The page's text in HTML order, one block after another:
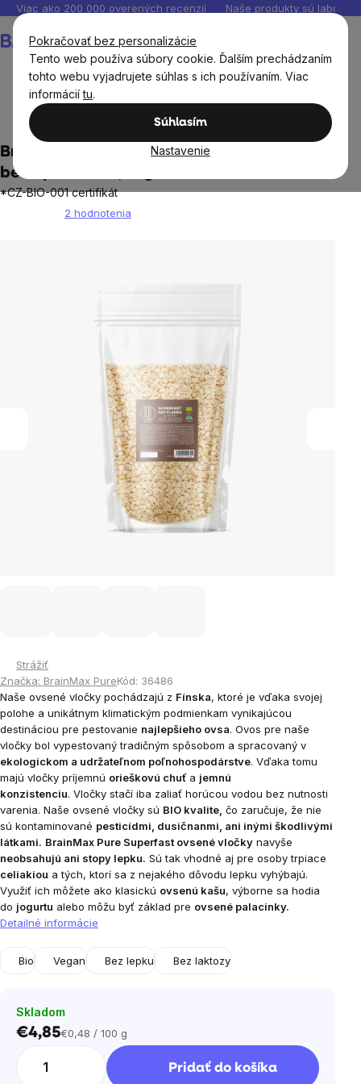
Pokračovať bez personalizácie
Tento web používa súbory cookie. Ďalším prechádzaním
tohto webu vyjadrujete súhlas s ich používaním. Viac
informáciítu.
Súhlasím
Nastavenie
Prejsť
obsah
Viac ako 200 000 overených recenzií Naše produkty sú
košík
Cereálie, obilniny, pseudoobilniny Vločky
BrainMax Pure® Superfast Ovesné Vločky,
bezlepkové BIO, 1 kg
*CZ-BIO-001 certifikát
2 hodnotenia
Strážiť
Značka: BrainMax PureKód: 36486
Naše ovsené vločky pochádzajú z Fínska, ktoré je vďaka svojej
polohe a unikátnym klimatickým podmienkam vynikajúcou
destináciou pre pestovanie najlepšieho ovsa. Ovos pre naše
vločky bol vypestovaný tradičným spôsobom a spracovaný v
ekologickom a udržateľnom poľnohospodárstve. Vďaka tomu
majú vločky príjemnú orieškovú chuť a jemnú
konzistenciu. Vločky stačí iba zaliať horúcou vodou bez nutnosti
varenia. Naše ovsené vločky sú BIO kvalite, čo zaručuje, že nie
sú kontaminované pesticídmi, dusičnanmi, ani inými škodlivými
látkami. BrainMax Pure Superfast ovsené vločky navyše
neobsahujú ani stopy lepku. Sú tak vhodné aj pre osoby trpiace
celiakiou a tých, ktorí sa z nejakého dôvodu lepku vyhýbajú.
Využiť ich môžete ako klasickú ovsenú kašu, výborne sa hodia
do jogurtu alebo môžu byť základ pre ovsené palacinky.
Detailné informácie
Bio Vegan Bez lepku Bez laktozy
Skladom
€4,85Jednotková
€0,48 / 100 g
Pridať do košíka